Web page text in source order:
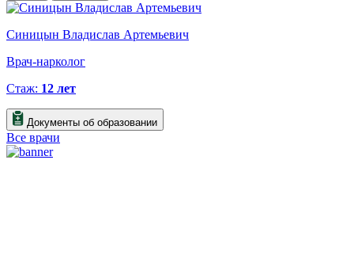
Синицын Владислав Артемьевич
Врач-нарколог
Стаж: 12 лет
Документы об образовании
Все врачи